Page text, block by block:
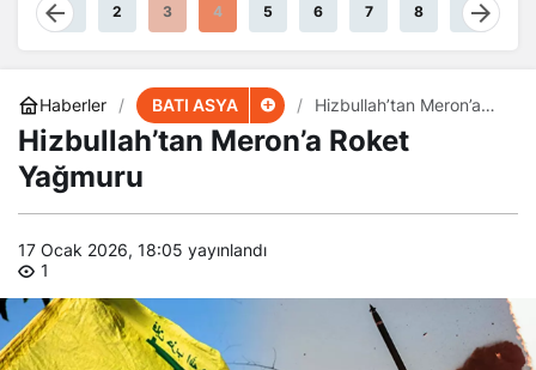
1 2 3 4 5 6 7 8 9
Haberler BATI ASYA
Hizbullah’tan Meron’a
Roket Yağmuru
Hizbullah’tan Meron’a Roket
Yağmuru
17 Ocak 2026, 18:05 yayınlandı
1